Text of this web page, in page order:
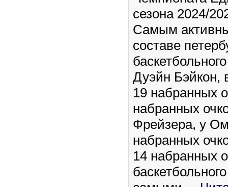
сезона 2024/
Самым
составе
Дуэйн Бэйкон,
19 набранных
набранных
Фрейзера, у
набранных
14 набранных